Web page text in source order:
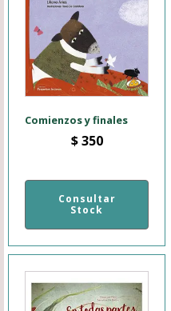
Comienzos y finales
$350
Consultar
Stock